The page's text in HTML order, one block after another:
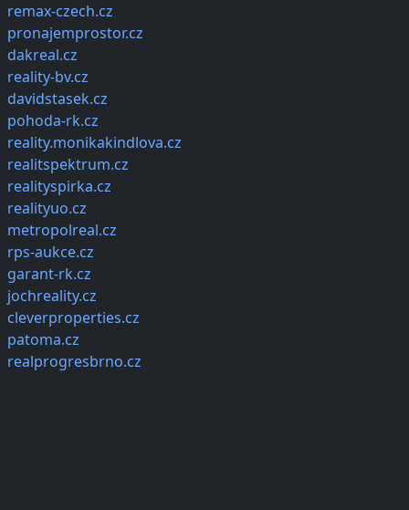
remax-czech.cz
pronajemprostor.cz
dakreal.cz
reality-bv.cz
davidstasek.cz
pohoda-rk.cz
reality.monikakindlova.cz
realitspektrum.cz
realityspirka.cz
realityuo.cz
metropolreal.cz
rps-aukce.cz
garant-rk.cz
jochreality.cz
cleverproperties.cz
patoma.cz
realprogresbrno.cz